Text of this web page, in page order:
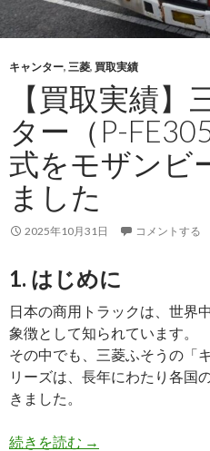
キャンター, 三菱, 買取実績
【買取実績
ター（P-
式をモザンビ
ました
2025年10月31日 コメントする
1. はじめに
日本の商用トラックは、世界
象徴として知られています。
その中でも、三菱ふそうの「
リーズは、長年にわたり各国
きました。
続きを読む 【買
→